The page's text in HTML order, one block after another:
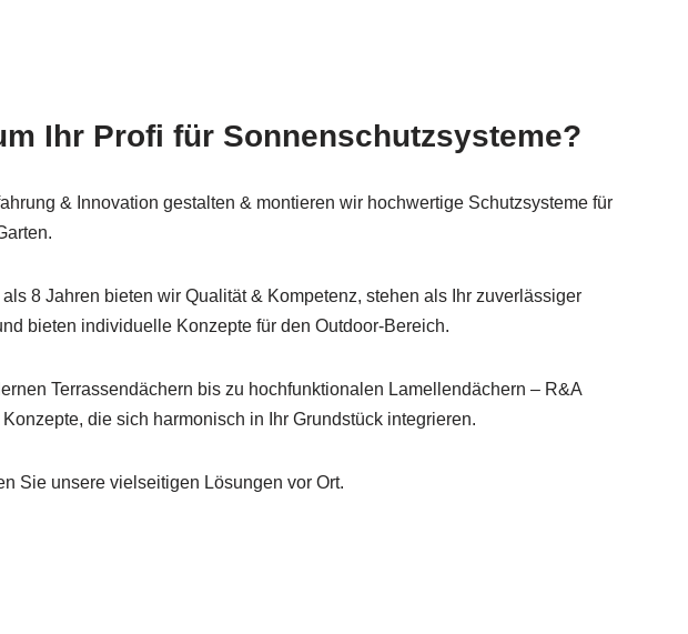
Ihr Profi für Sonnenschutzsysteme?
& Innovation gestalten & montieren wir hochwertige Schutzsysteme für
als 8 Jahren bieten wir Qualität & Kompetenz, stehen als Ihr zuverlässiger
bieten individuelle Konzepte für den Outdoor-Bereich.
Terrassendächern bis zu hochfunktionalen Lamellendächern – R&A
die sich harmonisch in Ihr Grundstück integrieren.
Sie unsere vielseitigen Lösungen vor Ort.